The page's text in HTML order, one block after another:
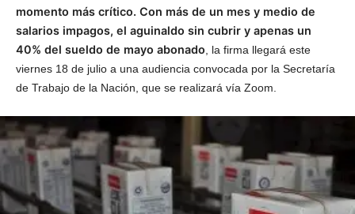
momento más crítico. Con más de un mes y medio de
salarios impagos, el aguinaldo sin cubrir y apenas un
40% del sueldo de mayo abonado , la firma llegará este
viernes 18 de julio a una audiencia convocada por la Secretaría
de Trabajo de la Nación, que se realizará vía Zoom.